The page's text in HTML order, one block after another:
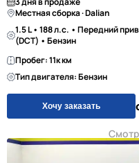
Местная сборка · Dalian
1.5 L • 188 л.с. • Передний
(DCT) • Бензин
Пробег: 11к км
Тип двигателя: Бензин
Хочу заказать